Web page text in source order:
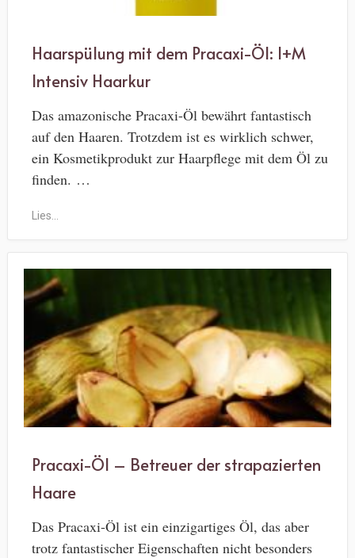
Haarspülung mit dem Pracaxi-Öl: I+M
Intensiv Haarkur
Das amazonische Pracaxi-Öl bewährt fantastisch
auf den Haaren. Trotzdem ist es wirklich schwer,
ein Kosmetikprodukt zur Haarpflege mit dem Öl zu
finden. …
Lies...
Pracaxi-Öl – Betreuer der strapazierten
Haare
Das Pracaxi-Öl ist ein einzigartiges Öl, das aber
trotz fantastischer Eigenschaften nicht besonders